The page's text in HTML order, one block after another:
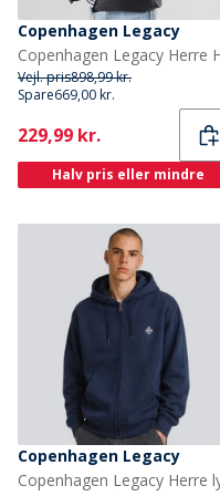
Copenhagen Legacy
Vejl. pris898,99 kr.
Spare669,00 kr.
Current
229,99 kr.
Halv pris eller mindre
Copenhagen Legacy